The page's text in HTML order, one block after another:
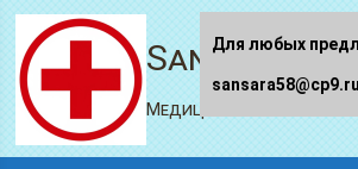
Медицинский портал
Для любых
sansara58@cp9.ru